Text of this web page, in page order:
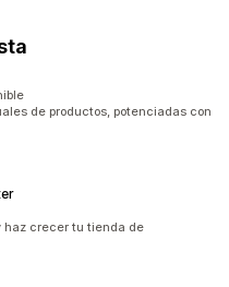
de productos, potenciadas con
haz crecer tu tienda de